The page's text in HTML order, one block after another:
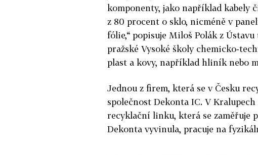
komponenty, jako například kabely
z 80 procent o sklo, nicméně v
fólie,“ popisuje Miloš Polák z
pražské Vysoké školy
plast a kovy, například hliník nebo
Jednou z firem, která se v Česku
společnost Dekonta IC. V
recyklační linku, která se zaměřuje
Dekonta vyvinula, pracuje na